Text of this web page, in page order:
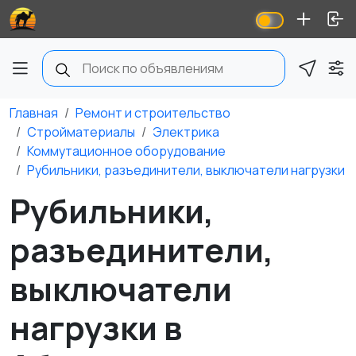
Главная
Ремонт и строительство
Стройматериалы
Электрика
Коммутационное оборудование
Рубильники, разъединители, выключатели нагрузки
Рубильники,
разъединители,
выключатели
нагрузки в